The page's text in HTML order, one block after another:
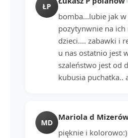
ŁP
bomba...lubie jak
pozytynwnie na ich
dzieci.... zabawki i
u nas ostatnio jest
szaleństwo jest od
kubusia puchatka..
MD
Mariola d
pięknie i kolorowo:)